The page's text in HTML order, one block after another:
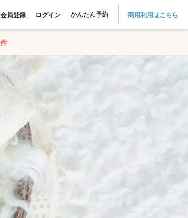
会員登録 ログイン かんたん予約 商用利用はこちら
件